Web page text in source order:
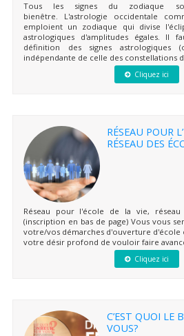
Tous les signes du zodiaque
bienêtre. L'astrologie occidentale
emploient un zodiaque qui divise
astrologiques d'amplitudes égales. Il
définition des signes astrologiques
indépendante de celle des constellations
Cliquez ici
RÉSEAU POUR
RÉSEAU DES
Réseau pour l'école de la vie, réseau
(inscription en bas de page) Vous vous
votre/vos démarches d'ouverture d'école
votre désir profond de vouloir faire
Cliquez ici
C’EST QUOI LE
VOUS?